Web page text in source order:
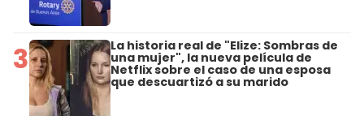
3 La historia real de "Elize: Sombras de
una mujer", la nueva película de
Netflix sobre el caso de una esposa
que descuartizó a su marido